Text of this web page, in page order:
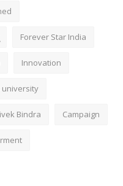
Forever Star India
Innovation
university
Bindra Campaign